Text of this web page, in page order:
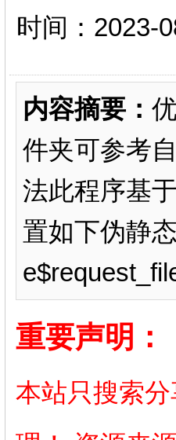
时间：
内容摘要：
件夹可参考
法此程序基
置如下伪静
重要声明：
本站只搜索